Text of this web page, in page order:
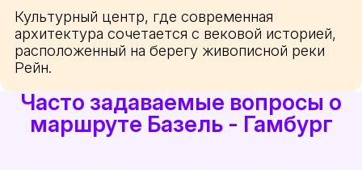
Культурный центр, где современная
архитектура сочетается с вековой историей,
расположенный на берегу живописной реки
Рейн.
Часто задаваемые вопросы о
маршруте Базель - Гамбург